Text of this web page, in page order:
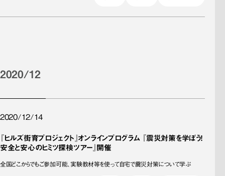
2020/12
2020/12/14
『ヒルズ街育プロジェクト』オンラインプログラム 『震災対策を学ぼう！
安全と安心のヒミツ探検ツアー』開催
全国どこからでもご参加可能、実験教材等を使って自宅で震災対策について学ぶ